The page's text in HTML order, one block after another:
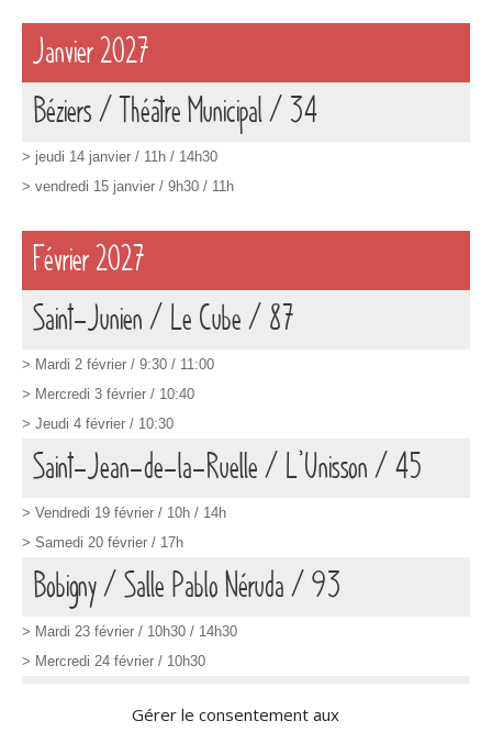
Gérer le consentement aux
Janvier 2027
Béziers/ Théâtre Municipal / 34
> jeudi 14 janvier / 11h / 14h30
> vendredi 15 janvier / 9h30 / 11h
Février 2027
Saint-Junien / Le Cube/ 87
> Mardi 2 février / 9:30 / 11:00
> Mercredi 3 février / 10:40
> Jeudi 4 février / 10:30
Saint-Jean-de-la-Ruelle / L’Unisson / 45
> Vendredi 19 février / 10h / 14h
> Samedi 20 février / 17h
Bobigny / Salle Pablo Néruda / 93
> Mardi 23 février / 10h30 / 14h30
> Mercredi 24 février / 10h30
Savigny-le-Temple / Espace Prévert / 77